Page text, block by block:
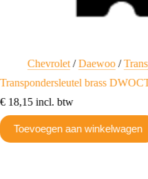
Chevrolet/Daewoo/
Transpondersleutel brass
€ 18,15 incl. btw
Toevoegen aan winkelwagen